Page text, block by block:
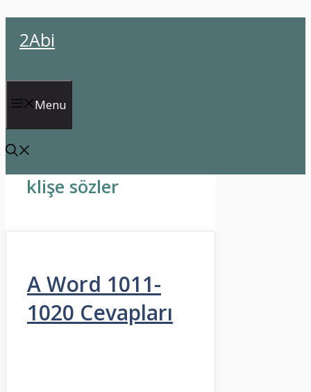
atla2Abi
Menu
klişe sözler
A Word 1011-
1020 Cevapları